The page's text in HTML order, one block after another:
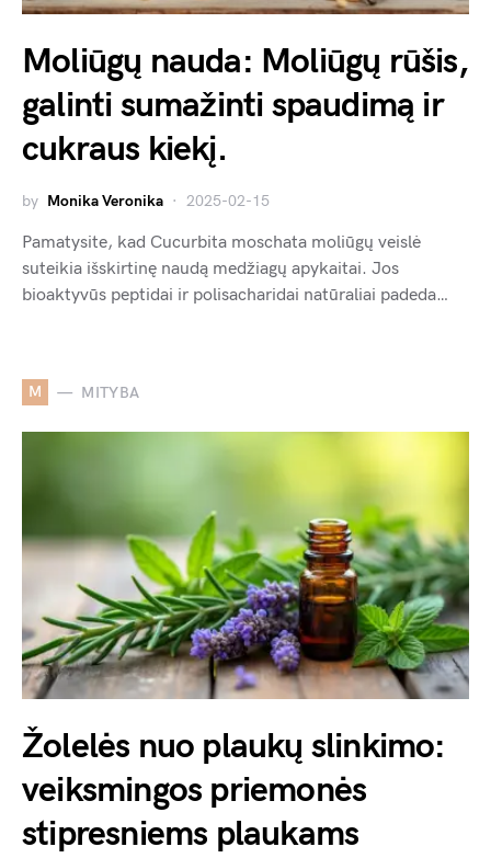
Moliūgų nauda: Moliūgų rūšis,
galinti sumažinti spaudimą ir
cukraus kiekį.
by Monika Veronika 2025-02-15
Pamatysite, kad Cucurbita moschata moliūgų veislė
suteikia išskirtinę naudą medžiagų apykaitai. Jos
bioaktyvūs peptidai ir polisacharidai natūraliai padeda…
M MITYBA
Žolelės nuo plaukų slinkimo:
veiksmingos priemonės
stipresniems plaukams